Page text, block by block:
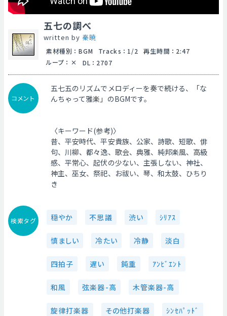
五七の調べ
written by 秦暁
素材種別 ： BGM Tracks ： 1/2 再生時間 ： 2:47
ループ ： DL ： 2707
コメント
五七五のリズムでメロディーを奏で続ける、「な
んちゃって雅楽」のBGMです。
〈キーワード(参考)〉
昔、平安時代、平安貴族、公家、詩歌、短歌、俳
句、川柳、都々逸、歌会、典雅、純邦楽風、高級
感、平常心、起伏の少ない、主張しない、神社、
神主、巫女、祭祀、お祓い、琴、和太鼓、ひちり
き
検索タグ 穏やか 不思議 渋い ｼﾘｱｽ
慎ましい 冷たい 冷静 淡白
四拍子 遅い 鈍重 ｱﾝﾋﾞｴﾝﾄ
和風 弦楽器-高 木管楽器-高
旋律打楽器 その他打楽器 ｼﾝｾﾊﾟｯﾄﾞ